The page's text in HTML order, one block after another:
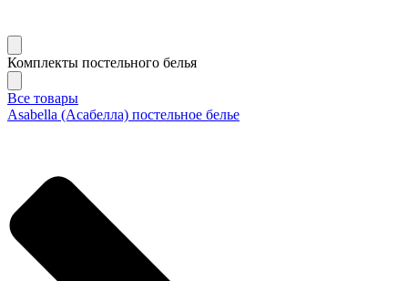
Комплекты постельного белья
Все товары
Asabella (Асабелла) постельное белье